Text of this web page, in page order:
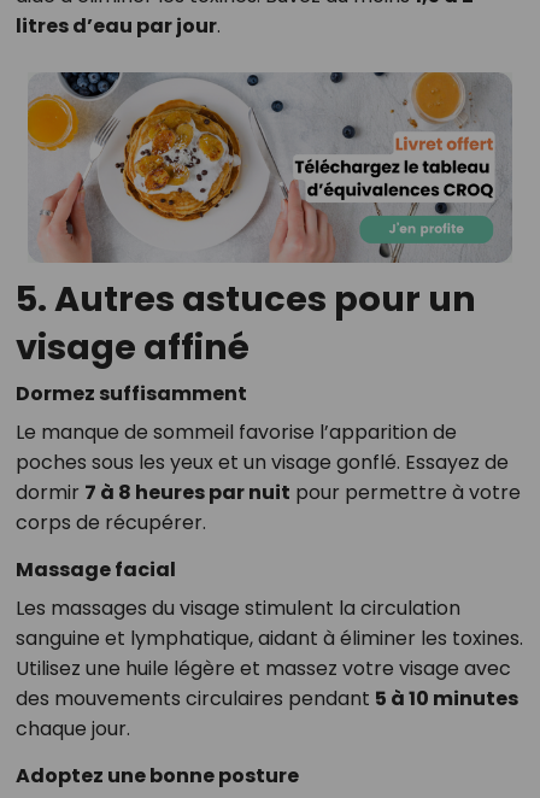
litres d’eau par jour.
5. Autres astuces pour un
visage affiné
Dormez suffisamment
Le manque de sommeil favorise l’apparition de
poches sous les yeux et un visage gonflé. Essayez de
dormir 7 à 8 heures par nuit pour permettre à votre
corps de récupérer.
Massage facial
Les massages du visage stimulent la circulation
sanguine et lymphatique, aidant à éliminer les toxines.
Utilisez une huile légère et massez votre visage avec
des mouvements circulaires pendant 5 à 10 minutes
chaque jour.
Adoptez une bonne posture